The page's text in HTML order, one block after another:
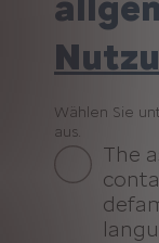
Wählen Sie
aus.
The